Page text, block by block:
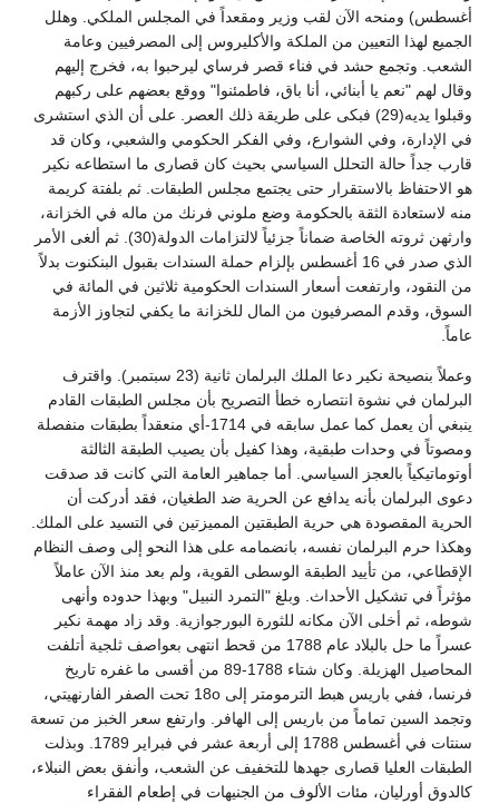
أغسطس) ومنحه الآن لقب وزير ومقعداً في المجلس الملكي. وهلل
الجميع لهذا التعيين من الملكة والأكليروس إلى المصرفيين وعامة
الشعب. وتجمع حشد في فناء قصر فرساي ليرحبوا به، فخرج إليهم
وقال لهم "نعم يا أبنائي، أنا باق، فاطمئنوا" ووقع بعضهم على ركبهم
وقبلوا يديه(29) فبكى على طريقة ذلك العصر. على أن الذي استشرى
في الإدارة، وفي الشوارع، وفي الفكر الحكومي والشعبي، وكان قد
قارب جداً حالة التحلل السياسي بحيث كان قصارى ما استطاعه نكير
هو الاحتفاظ بالاستقرار حتى يجتمع مجلس الطبقات. ثم بلفتة كريمة
منه لاستعادة الثقة بالحكومة وضع ملوني فرنك من ماله في الخزانة،
وارثهن ثروته الخاصة ضماناً جزئياً لالتزامات الدولة(30). ثم ألغى الأمر
الذي صدر في 16 أغسطس بإلزام حملة السندات بقبول البنكنوت بدلاً
من النقود، وارتفعت أسعار السندات الحكومية ثلاثين في المائة في
السوق، وقدم المصرفيون من المال للخزانة ما يكفي لتجاوز الأزمة
عاماً.
وعملاً بنصيحة نكير دعا الملك البرلمان ثانية (23 سبتمبر). واقترف
البرلمان في نشوة انتصاره خطأ التصريح بأن مجلس الطبقات القادم
ينبغي أن يعمل كما عمل سابقه في 1714-أي منعقداً بطبقات منفصلة
ومصوتاً في وحدات طبقية، وهذا كفيل بأن يصيب الطبقة الثالثة
أوتوماتيكياً بالعجز السياسي. أما جماهير العامة التي كانت قد صدقت
دعوى البرلمان بأنه يدافع عن الحرية ضد الطغيان، فقد أدركت أن
الحرية المقصودة هي حرية الطبقتين المميزتين في التسيد على الملك.
وهكذا حرم البرلمان نفسه، بانضمامه على هذا النحو إلى وصف النظام
الإقطاعي، من تأييد الطبقة الوسطى القوية، ولم بعد منذ الآن عاملاً
مؤثراً في تشكيل الأحداث. وبلغ "التمرد النبيل" وبهذا حدوده وأنهى
شوطه، ثم أخلى الآن مكانه للثورة البورجوازية. وقد زاد مهمة نكير
عسراً ما حل بالبلاد عام 1788 من قحط انتهى بعواصف ثلجية أتلفت
المحاصيل الهزيلة. وكان شتاء 1788-89 من أقسى ما غفره تاريخ
فرنسا، ففي باريس هبط الترمومتر إلى 18o تحت الصفر الفارنهيتي،
وتجمد السين تماماً من باريس إلى الهافر. وارتفع سعر الخبز من تسعة
سنتات في أغسطس 1788 إلى أربعة عشر في فبراير 1789. وبذلت
الطبقات العليا قصارى جهدها للتخفيف عن الشعب، وأنفق بعض النبلاء،
كالدوق أورليان، مئات الألوف من الجنيهات في إطعام الفقراء